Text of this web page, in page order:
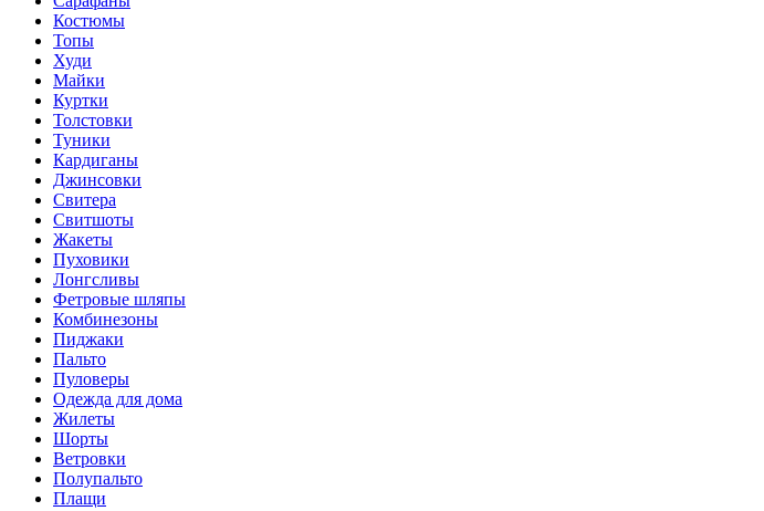
Костюмы
Топы
Худи
Майки
Куртки
Толстовки
Туники
Кардиганы
Джинсовки
Свитера
Свитшоты
Жакеты
Пуховики
Лонгсливы
Фетровые шляпы
Комбинезоны
Пиджаки
Пальто
Пуловеры
Одежда для дома
Жилеты
Шорты
Ветровки
Полупальто
Плащи